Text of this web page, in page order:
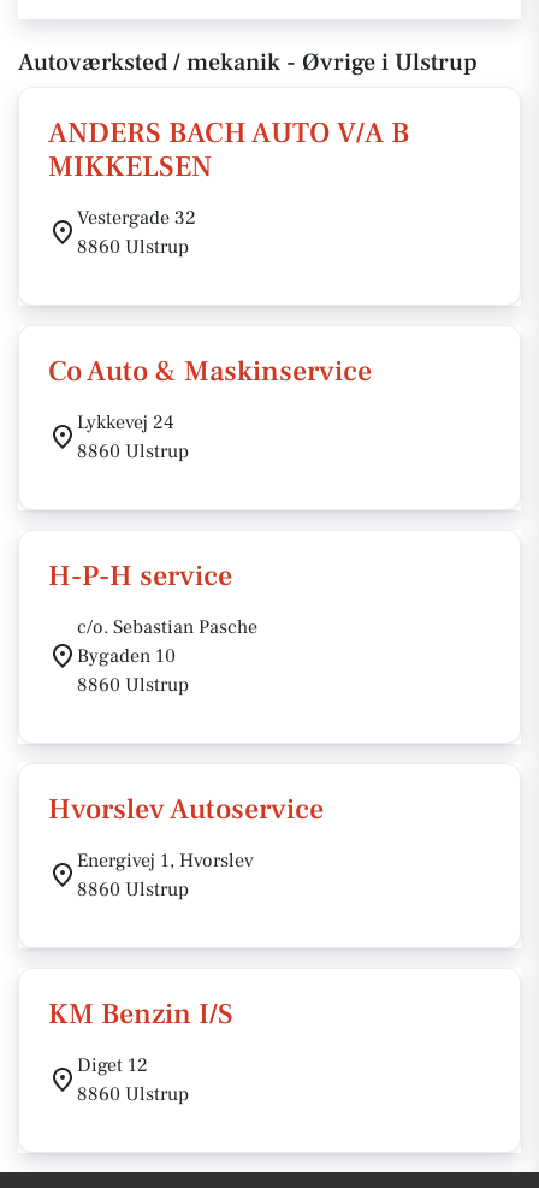
Autoværksted / mekanik - Øvrige i Ulstrup
ANDERS BACH AUTO V/A B
MIKKELSEN
Vestergade 32
8860 Ulstrup
Co Auto & Maskinservice
Lykkevej 24
8860 Ulstrup
H-P-H service
c/o. Sebastian Pasche
Bygaden 10
8860 Ulstrup
Hvorslev Autoservice
Energivej 1, Hvorslev
8860 Ulstrup
KM Benzin I/S
Diget 12
8860 Ulstrup